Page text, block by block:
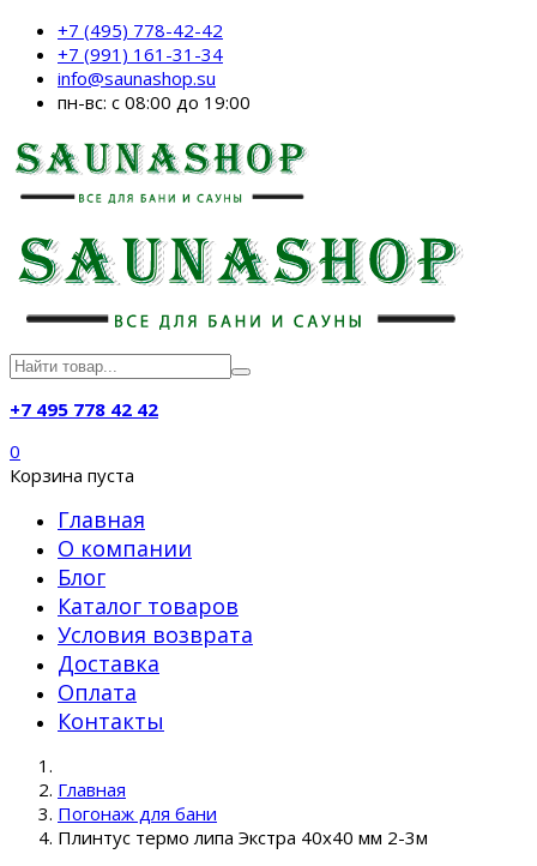
+7 (495) 778-42-42
+7 (991) 161-31-34
info@saunashop.su
пн-вс: с 08:00 до 19:00
+7 495 778 42 42
0
Корзина пуста
Главная
О компании
Блог
Каталог товаров
Условия возврата
Доставка
Оплата
Контакты
Главная
Погонаж для бани
Плинтус термо липа Экстра 40x40 мм 2-3м